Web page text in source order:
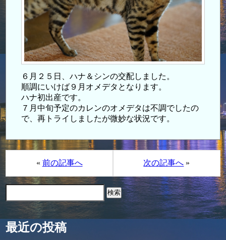
６月２５日、ハナ＆シンの交配しました。
順調にいけば９月オメデタとなります。
ハナ初出産です。
７月中旬予定のカレンのオメデタは不調でしたの
で、再トライしましたが微妙な状況です。
« 前の記事へ 次の記事へ »
索:
最近の投稿